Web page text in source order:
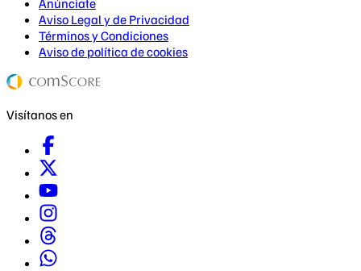
Aviso Legal y de Privacidad
Términos y Condiciones
Aviso de política de cookies
Visítanos en